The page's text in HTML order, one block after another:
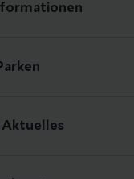
Aktuelles